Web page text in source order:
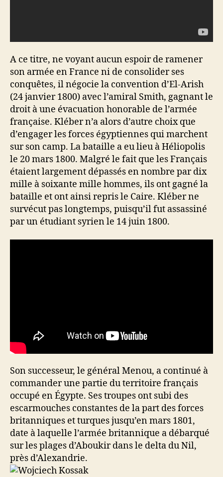
A ce titre, ne voyant aucun espoir de ramener
son armée en France ni de consolider ses
conquêtes, il négocie la convention d’El-Arish
(24 janvier 1800) avec l’amiral Smith, gagnant le
droit à une évacuation honorable de l’armée
française. Kléber n’a alors d’autre choix que
d’engager les forces égyptiennes qui marchent
sur son camp. La bataille a eu lieu à Héliopolis
le 20 mars 1800. Malgré le fait que les Français
étaient largement dépassés en nombre par dix
mille à soixante mille hommes, ils ont gagné la
bataille et ont ainsi repris le Caire. Kléber ne
survécut pas longtemps, puisqu’il fut assassiné
par un étudiant syrien le 14 juin 1800.
Son successeur, le général Menou, a continué à
commander une partie du territoire français
occupé en Égypte. Ses troupes ont subi des
escarmouches constantes de la part des forces
britanniques et turques jusqu’en mars 1801,
date à laquelle l’armée britannique a débarqué
sur les plages d’Aboukir dans le delta du Nil,
près d’Alexandrie.